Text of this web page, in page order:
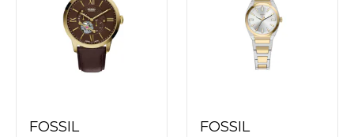
FOSSIL FOSSIL